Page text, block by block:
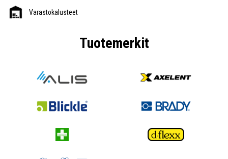
Varastokalusteet
Tuotemerkit